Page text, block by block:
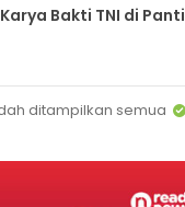
Bakti TNI di Panti
ditampilkan semua